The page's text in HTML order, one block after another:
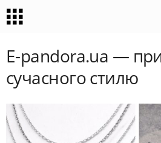
E-pandora.ua —
сучасного стилю